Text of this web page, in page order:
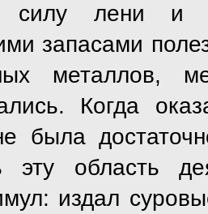
силу лени и
запасами
металлов,
Когда
была
эту область
издал